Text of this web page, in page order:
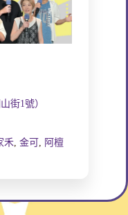
街1號）
禾, 金可 , 阿檀